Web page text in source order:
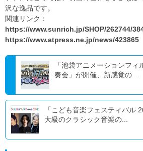
沢な逸品です。
関連リンク：
https://www.sunrich.jp/SHOP/262744/
https://www.atpress.ne.jp/news/423865
「池袋アニメーションフ
奏会」が開催、新感覚の...
「こども音楽フェスティバル
大級のクラシック音楽の...